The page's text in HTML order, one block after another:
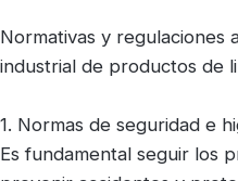
Normativas y regulaciones
industrial de productos de
1. Normas de seguridad e
Es fundamental seguir los